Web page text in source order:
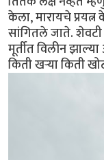
केला, मारायचे
सांगितले जाते. शेवटी
मूर्तीत विलीन
किती खऱ्या किती